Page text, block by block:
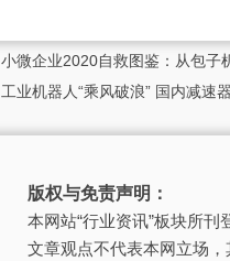
小微企业2020自救图鉴：从包子
工业机器人“乘风破浪” 国内减速
版权与免责声明：
本网站“行业资讯”板块所
文章观点不代表本网立场